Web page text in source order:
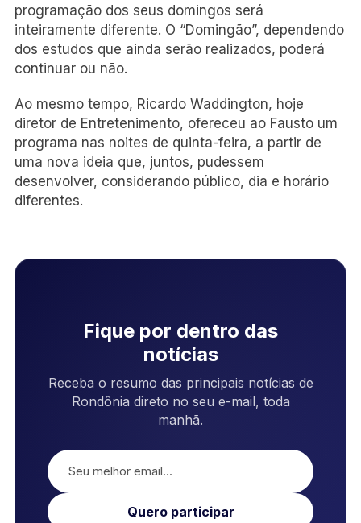
programação dos seus domingos será
inteiramente diferente. O “Domingão”, dependendo
dos estudos que ainda serão realizados, poderá
continuar ou não.
Ao mesmo tempo, Ricardo Waddington, hoje
diretor de Entretenimento, ofereceu ao Fausto um
programa nas noites de quinta-feira, a partir de
uma nova ideia que, juntos, pudessem
desenvolver, considerando público, dia e horário
diferentes.
Fique por dentro das
notícias
Receba o resumo das principais notícias de
Rondônia direto no seu e-mail, toda
manhã.
Quero participar